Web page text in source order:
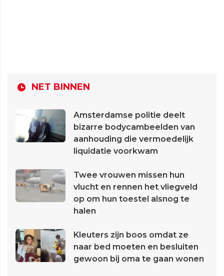
NET BINNEN
Amsterdamse politie deelt
bizarre bodycambeelden van
aanhouding die vermoedelijk
liquidatie voorkwam
Twee vrouwen missen hun
vlucht en rennen het vliegveld
op om hun toestel alsnog te
halen
Kleuters zijn boos omdat ze
naar bed moeten en besluiten
gewoon bij oma te gaan wonen